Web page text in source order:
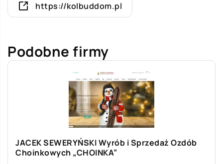
https://kolbuddom.pl
Podobne firmy
JACEK SEWERYŃSKI Wyrób i Sprzedaż Ozdób
Choinkowych „CHOINKA”